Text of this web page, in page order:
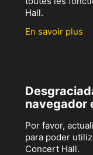
Hall.
En savoir plus
navegador
Por favor,
para poder
Concert Hall.